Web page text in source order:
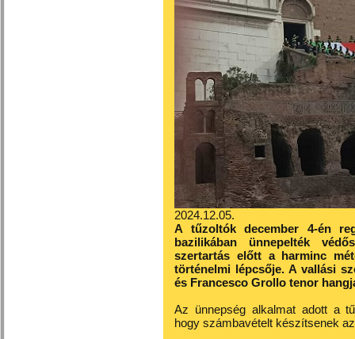
2024.12.05.
A tűzoltók december 4-én
bazilikában ünnepelték
szertartás előtt a harminc
történelmi lépcsője. A vallási
és Francesco Grollo tenor
Az ünnepség alkalmat adott a
hogy számbavételt készítsenek